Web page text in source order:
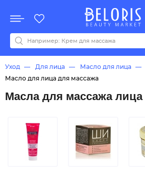
Акции
Все бренды
0-9ABCDEFGHIJKLMNOPQRSTUVWYZАБ
Уход Для лица
Масло для лица
Масло для лица для массажа
Масла для массажа лица